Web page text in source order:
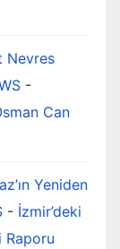
Nevres
-
Can
Yeniden
- İzmir’deki
Raporu